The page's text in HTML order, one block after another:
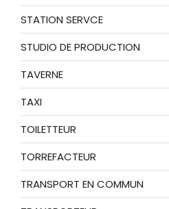
STATION SERVCE
STUDIO DE PRODUCTION
TAVERNE
TAXI
TOILETTEUR
TORREFACTEUR
TRANSPORT EN COMMUN